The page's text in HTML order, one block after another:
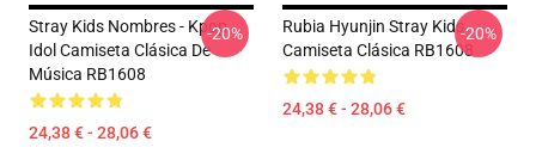
Stray Kids Nombres - Kpop
Idol Camiseta Clásica De
Música RB1608
24,38 € - 28,06 €
-20%
Rubia Hyunjin Stray Kids
Camiseta Clásica RB1608
24,38 € - 28,06 €
-20%